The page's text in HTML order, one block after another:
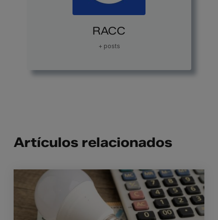
RACC
+ posts
Artículos relacionados